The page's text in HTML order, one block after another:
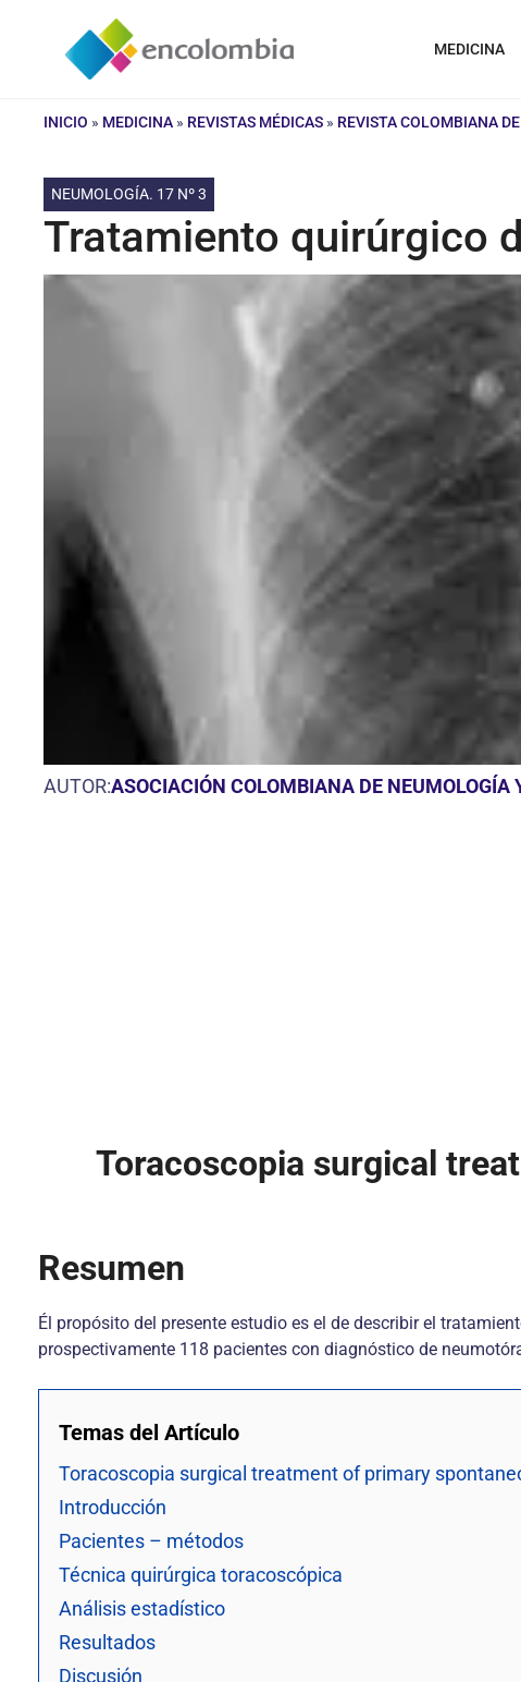
contenido
MEDICINA
INICIO » MEDICINA » REVISTAS MÉDICAS » REVISTA COLOMBIANA
NEUMOLOGÍA. 17 Nº 3
Tratamiento quirúrgico
AUTOR:ASOCIACIÓN COLOMBIANA DE NEUMOLOGÍA
Toracoscopia surgical
Resumen
Él propósito del presente estudio es el de describir el
prospectivamente 118 pacientes con diagnóstico de
Temas del Artículo
Toracoscopia surgical treatment of primary
Introducción
Pacientes – métodos
Técnica quirúrgica toracoscópica
Análisis estadístico
Resultados
Discusión